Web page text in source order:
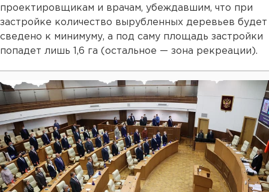
проектировщикам и врачам, убеждавшим, что при
застройке количество вырубленных деревьев будет
сведено к минимуму, а под саму площадь застройки
попадет лишь 1,6 га (остальное — зона рекреации).